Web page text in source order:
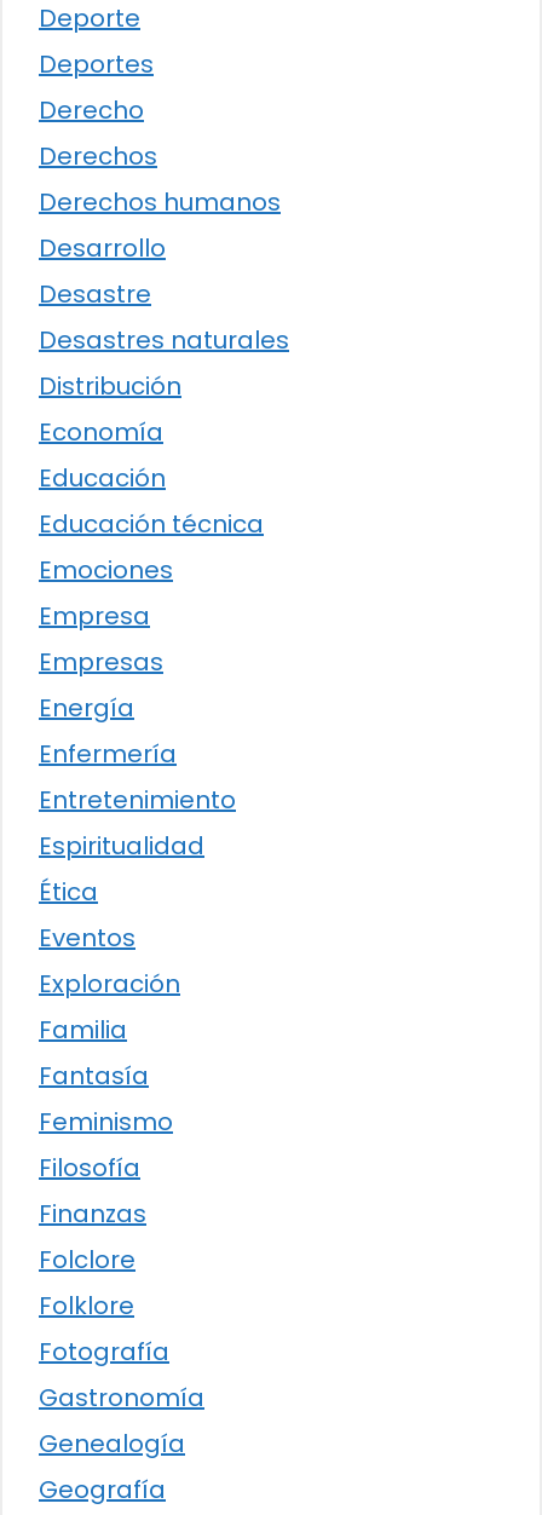
Deporte
Deportes
Derecho
Derechos
Derechos humanos
Desarrollo
Desastre
Desastres naturales
Distribución
Economía
Educación
Educación técnica
Emociones
Empresa
Empresas
Energía
Enfermería
Entretenimiento
Espiritualidad
Ética
Eventos
Exploración
Familia
Fantasía
Feminismo
Filosofía
Finanzas
Folclore
Folklore
Fotografía
Gastronomía
Genealogía
Geografía